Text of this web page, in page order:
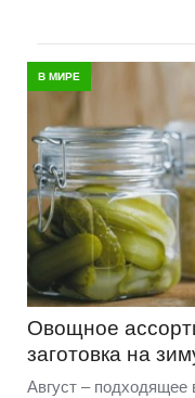
В МИРЕ
Овощное
заготовка на
Август – подходящее